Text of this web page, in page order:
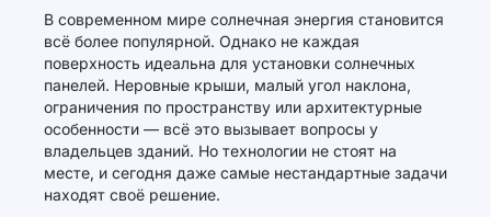
В современном мире солнечная энергия становится
всё более популярной. Однако не каждая
поверхность идеальна для установки солнечных
панелей. Неровные крыши, малый угол наклона,
ограничения по пространству или архитектурные
особенности — всё это вызывает вопросы у
владельцев зданий. Но технологии не стоят на
месте, и сегодня даже самые нестандартные задачи
находят своё решение.